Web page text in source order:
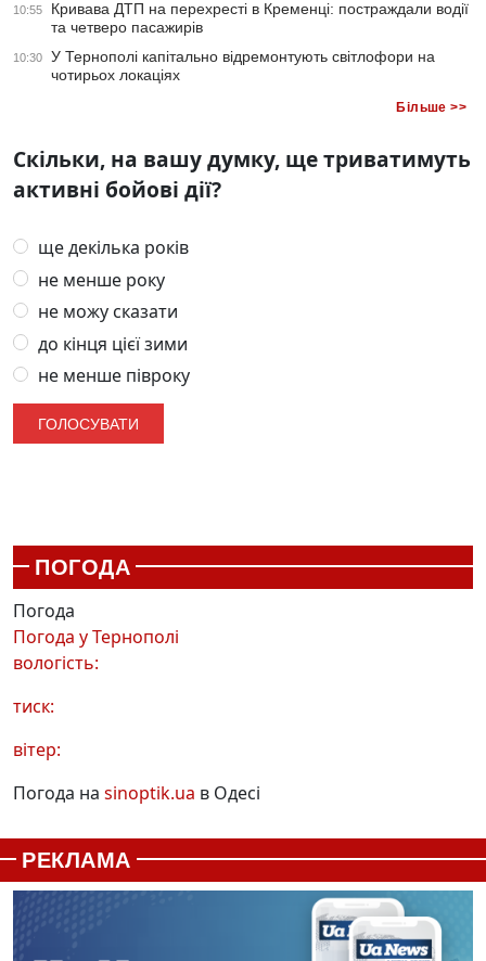
10:55
Кривава ДТП на перехресті в Кременці: постраждали водії
та четверо пасажирів
10:30
У Тернополі капітально відремонтують світлофори на
чотирьох локаціях
Більше >>
Скільки, на вашу думку, ще триватимуть
активні бойові дії?
ще декілька років
не менше року
не можу сказати
до кінця цієї зими
не менше півроку
ПОГОДА
Погода
Погода уТернополі
вологість:
тиск:
вітер:
Погода на sinoptik.ua в Одесі
РЕКЛАМА